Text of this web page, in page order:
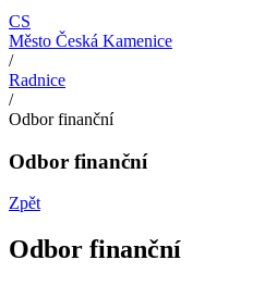
CS
Město Česká Kamenice
/
Radnice
/
Odbor finanční
Odbor finanční
Zpět
Odbor finanční